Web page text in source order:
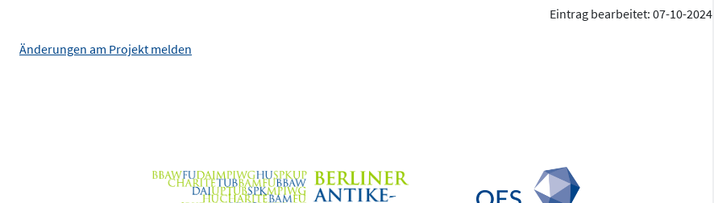
Eintrag bearbeitet: 07-10-2024
Änderungen am Projekt melden